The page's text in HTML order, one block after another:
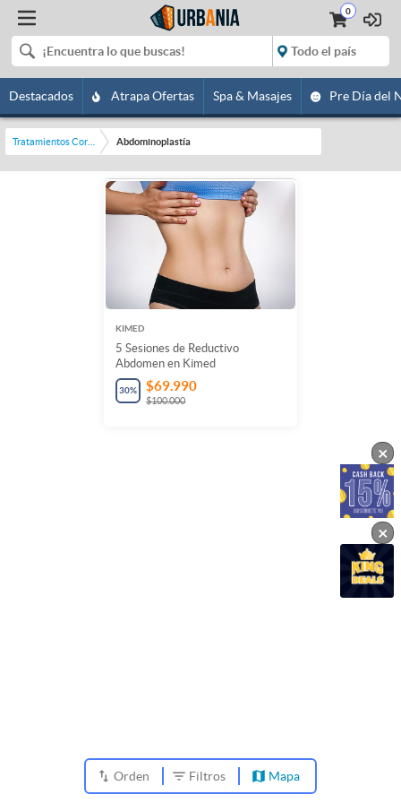
0
Destacados Atrapa Ofertas Spa & Masajes Pre Día del
Tratamientos Corporales Abdominoplastía
KIMED
5 Sesiones de Reductivo
Abdomen en Kimed
30% $69.990
$100.000
Orden Filtros Mapa
×
×